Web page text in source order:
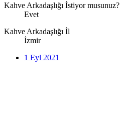
Kahve Arkadaşlığı İstiyor musunuz?
Evet
Kahve Arkadaşlığı İl
İzmir
1 Eyl 2021